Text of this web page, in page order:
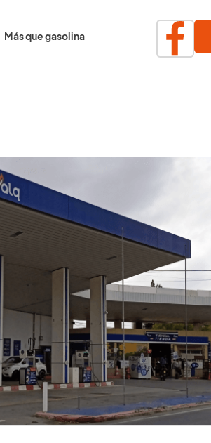
Más que gasolina